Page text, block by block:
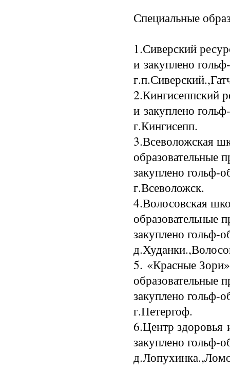
Специальные
1.Сиверский
и закуплено
2.Кингисеппский
и закуплено
г.Кингисепп.
3.Всеволожская
образовательные
закуплено гольф-
г.Всеволожск.
4.Волосовская
образовательные
закуплено гольф-
5. «Красные
образовательные
закуплено гольф-
г.Петергоф.
6.Центр
закуплено гольф-